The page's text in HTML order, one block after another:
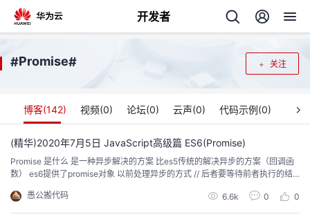
开发者
回
个
人
我
关注
#Promise#
博客(142) 视频(0) 论坛(0) 云声(0) 代码示例(0)
(精华)2020年7月5日 JavaScript高级篇 ES6(Promise)
Promise 是什么 是一种异步解决的方案 比es5传统的解决异步的方案（回调函
数） es6提供了promise对象 以前处理异步的方式 // 后者要等待前者执行的结
愚公搬代码
6.6k 0 0